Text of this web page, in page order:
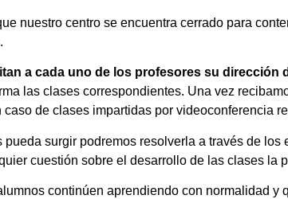
nuestro centro se encuentra cerrado para
a cada uno de los profesores su
las clases correspondientes. Una vez
caso de clases impartidas por videoconferencia
surgir podremos resolverla a través de
cuestión sobre el desarrollo de las clases la
continúen aprendiendo con normalidad